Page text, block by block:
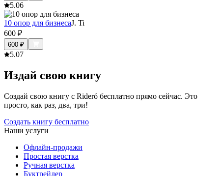
5.06
10 опор для бизнесаJ. Ti
600 ₽
600 ₽
5.07
Издай свою книгу
Создай свою книгу с Rideró бесплатно прямо сейчас. Это
просто, как раз, два, три!
Создать книгу бесплатно
Наши услуги
Офлайн-продажи
Простая верстка
Ручная верстка
Буктрейлер